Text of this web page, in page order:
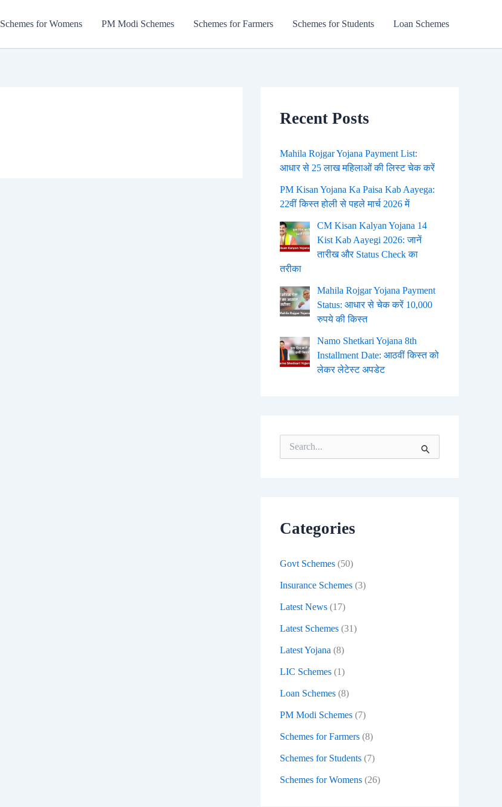
Schemes for Womens PM Modi Schemes Schemes for Farmers Schemes for Students Loan Schemes
Recent Posts
Mahila Rojgar Yojana Payment List:
आधार से 25 लाख महिलाओं की लिस्ट चेक करें
PM Kisan Yojana Ka Paisa Kab Aayega:
22वीं किस्त होली से पहले मार्च 2026 में
CM Kisan Kalyan Yojana 14
Kist Kab Aayegi 2026: जानें
तारीख और Status Check का
तरीका
Mahila Rojgar Yojana Payment
Status: आधार से चेक करें 10,000
रुपये की किस्त
Namo Shetkari Yojana 8th
Installment Date: आठवीं किस्त को
लेकर लेटेस्ट अपडेट
o
Categories
Govt Schemes (50)
Insurance Schemes (3)
Latest News (17)
Latest Schemes (31)
Latest Yojana (8)
LIC Schemes (1)
Loan Schemes (8)
PM Modi Schemes (7)
Schemes for Farmers (8)
Schemes for Students (7)
Schemes for Womens (26)